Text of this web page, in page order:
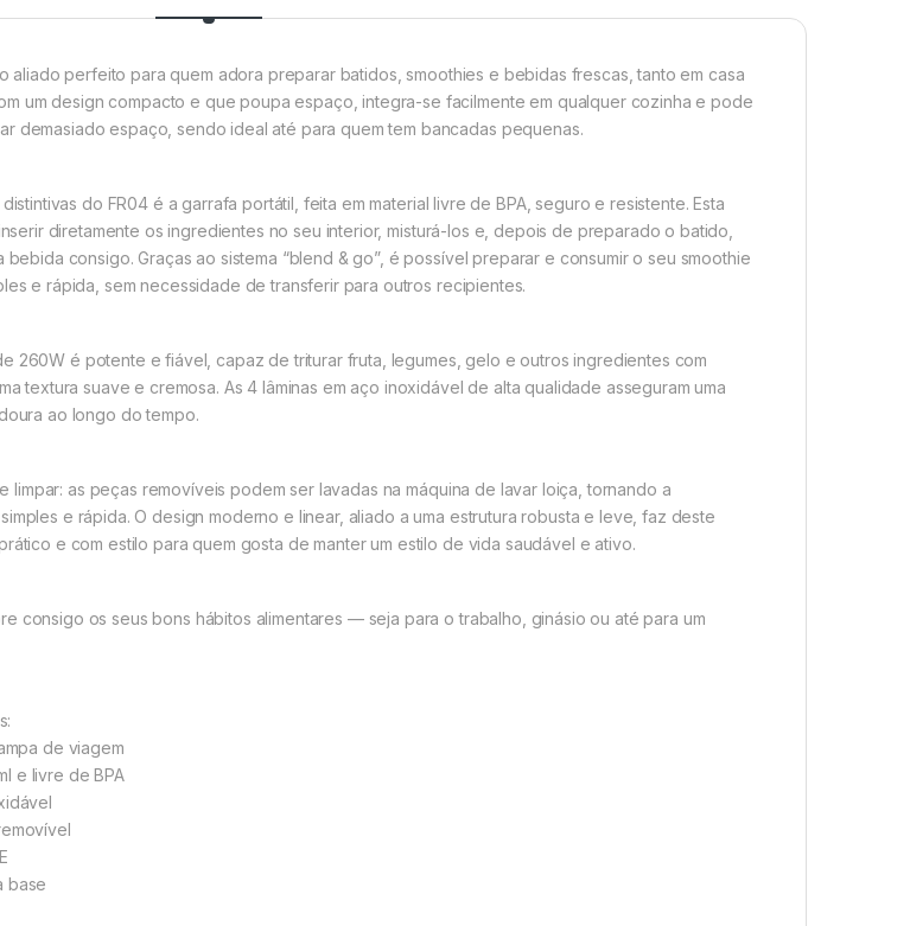
aliado perfeito para quem adora preparar batidos, smoothies e bebidas frescas, tanto em casa
um design compacto e que poupa espaço, integra-se facilmente em qualquer cozinha e pode
demasiado espaço, sendo ideal até para quem tem bancadas pequenas.
do FR04 é a garrafa portátil, feita em material livre de BPA, seguro e resistente. Esta
diretamente os ingredientes no seu interior, misturá-los e, depois de preparado o batido,
bebida consigo. Graças ao sistema “blend & go”, é possível preparar e consumir o seu smoothie
e rápida, sem necessidade de transferir para outros recipientes.
260W é potente e fiável, capaz de triturar fruta, legumes, gelo e outros ingredientes com
textura suave e cremosa. As 4 lâminas em aço inoxidável de alta qualidade asseguram uma
ao longo do tempo.
limpar: as peças removíveis podem ser lavadas na máquina de lavar loiça, tornando a
e rápida. O design moderno e linear, aliado a uma estrutura robusta e leve, faz deste
e com estilo para quem gosta de manter um estilo de vida saudável e ativo.
consigo os seus bons hábitos alimentares — seja para o trabalho, ginásio ou até para um
de viagem
e livre de BPA
base